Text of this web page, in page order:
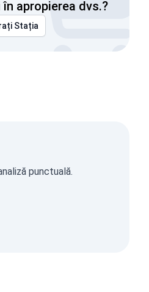
în apropierea dvs.?
Stația
punctuală.